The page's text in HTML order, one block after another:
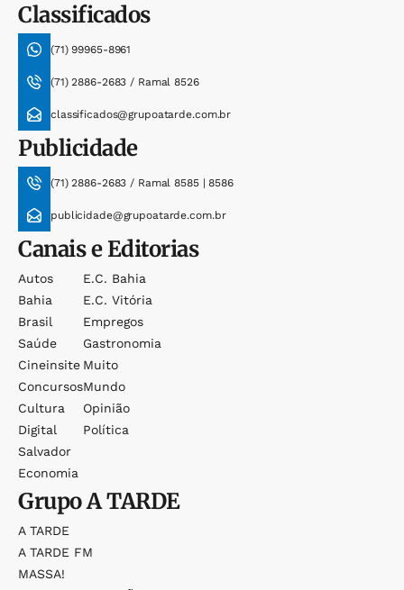
Classificados
(71) 99965-8961
(71) 2886-2683 / Ramal 8526
classificados@grupoatarde.com.br
Publicidade
(71) 2886-2683 / Ramal 8585 | 8586
publicidade@grupoatarde.com.br
Canais e Editorias
Autos
Bahia
Brasil
Saúde
Cineinsite
Concursos
Cultura
Digital
Salvador
Economia
E.c. Bahia
E.c. Vitória
Empregos
Gastronomia
Muito
Mundo
Opinião
Política
GrupoA TARDE
A TARDE
A TARDE FM
MASSA!